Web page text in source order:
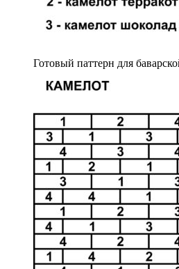
Готовый паттерн для